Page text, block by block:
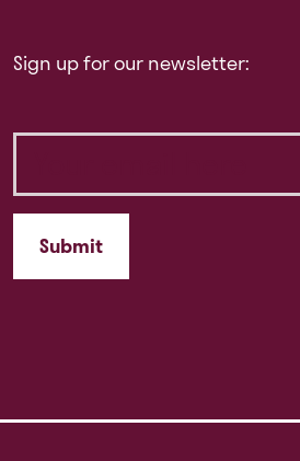
Sign up for our newsletter: